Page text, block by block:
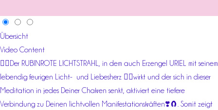
Übersicht
Video Content
❤️‍🔥Der RUBINROTE LICHTSTRAHL, in dem auch Erzengel URIEL mit seinem
lebendig feurigen Licht- und Liebesherz ❤️‍🔥wirkt und der sich in dieser
Meditation in jedes Deiner Chakren senkt, aktiviert eine tiefere
Verbindung zu Deinen lichtvollen Manifestationskräften❣️🧲. Somit zeigt